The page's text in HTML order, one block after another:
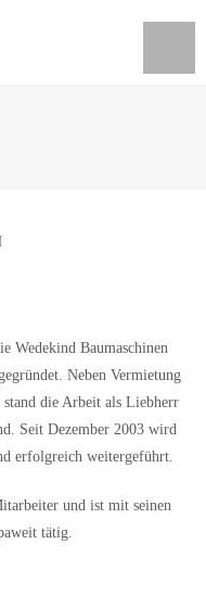
Wedekind Baumaschinen
Neben Vermietung
stand die Arbeit als Liebherr
Seit Dezember 2003 wird
erfolgreich weitergeführt.
und ist mit seinen
tätig.